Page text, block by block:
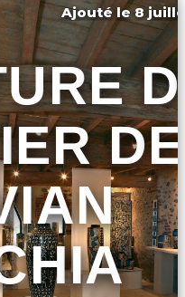
Ajouté le 8
DE